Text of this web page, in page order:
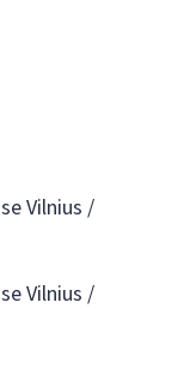
Vilnius /
Vilnius /